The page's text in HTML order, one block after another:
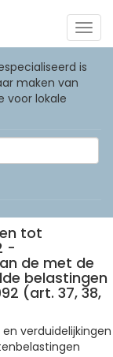
is
maken van
voor lokale
tot
-
de met de
belastingen
(art. 37, 38,
verduidelijkingen